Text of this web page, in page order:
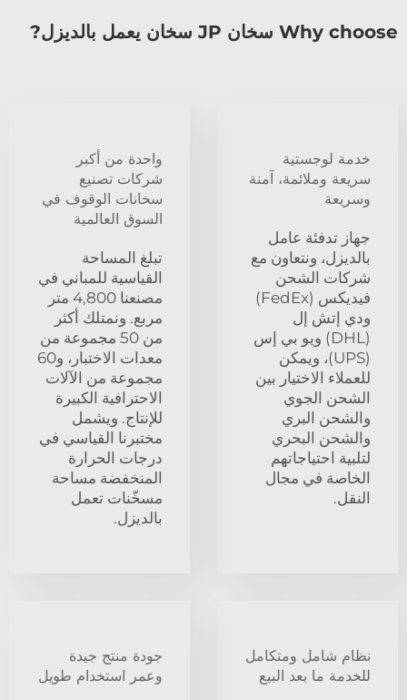
Why choose سخان JP سخان يعمل بالديزل?
خدمة لوجستية
سريعة وملائمة، آمنة
وسريعة
جهاز تدفئة عامل
بالديزل، ونتعاون مع
شركات الشحن
فيديكس (FedEx)
ودي إتش إل
(DHL) ويو بي إس
(UPS)، ويمكن
للعملاء الاختيار بين
الشحن الجوي
والشحن البري
والشحن البحري
لتلبية احتياجاتهم
الخاصة في مجال
النقل.
واحدة من أكبر
شركات تصنيع
سخانات الوقوف في
السوق العالمية
تبلغ المساحة
القياسية للمباني في
مصنعنا 4,800 متر
مربع. ونمتلك أكثر
من 50 مجموعة من
معدات الاختبار، و60
مجموعة من الآلات
الاحترافية الكبيرة
للإنتاج. ويشمل
مختبرنا القياسي في
درجات الحرارة
المنخفضة مساحة
مسخّنات تعمل
بالديزل.
نظام شامل ومتكامل
للخدمة ما بعد البيع
جودة منتج جيدة
وعمر استخدام طويل